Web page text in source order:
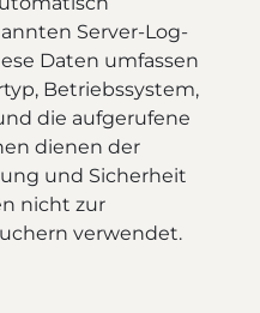
Server-Log-
Daten umfassen
Betriebssystem,
die aufgerufene
dienen der
und Sicherheit
nicht zur
verwendet.